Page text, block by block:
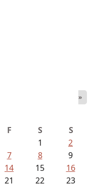
»
F S
S
1
2
7 8
9
14 15
16
21 22
23